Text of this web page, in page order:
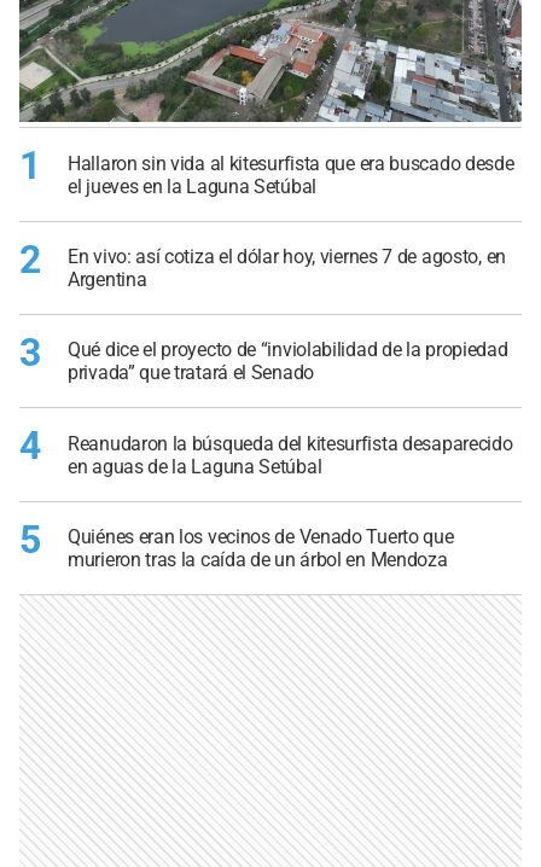
1
Hallaron sin vida al kitesurfista que era buscado desde
el jueves en la Laguna Setúbal
2
En vivo: así cotiza el dólar hoy, viernes 7 de agosto, en
Argentina
3
Qué dice el proyecto de “inviolabilidad de la propiedad
privada” que tratará el Senado
4
Reanudaron la búsqueda del kitesurfista desaparecido
en aguas de la Laguna Setúbal
5
Quiénes eran los vecinos de Venado Tuerto que
murieron tras la caída de un árbol en Mendoza